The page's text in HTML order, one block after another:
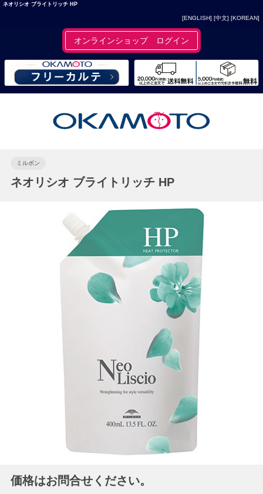
ネオリシオ ブライトリッチ HP
[ENGLISH] [中文] [KOREAN]
オンラインショップ ログイン
ミルボン
ネオリシオ ブライトリッチ HP
価格はお問合せください。